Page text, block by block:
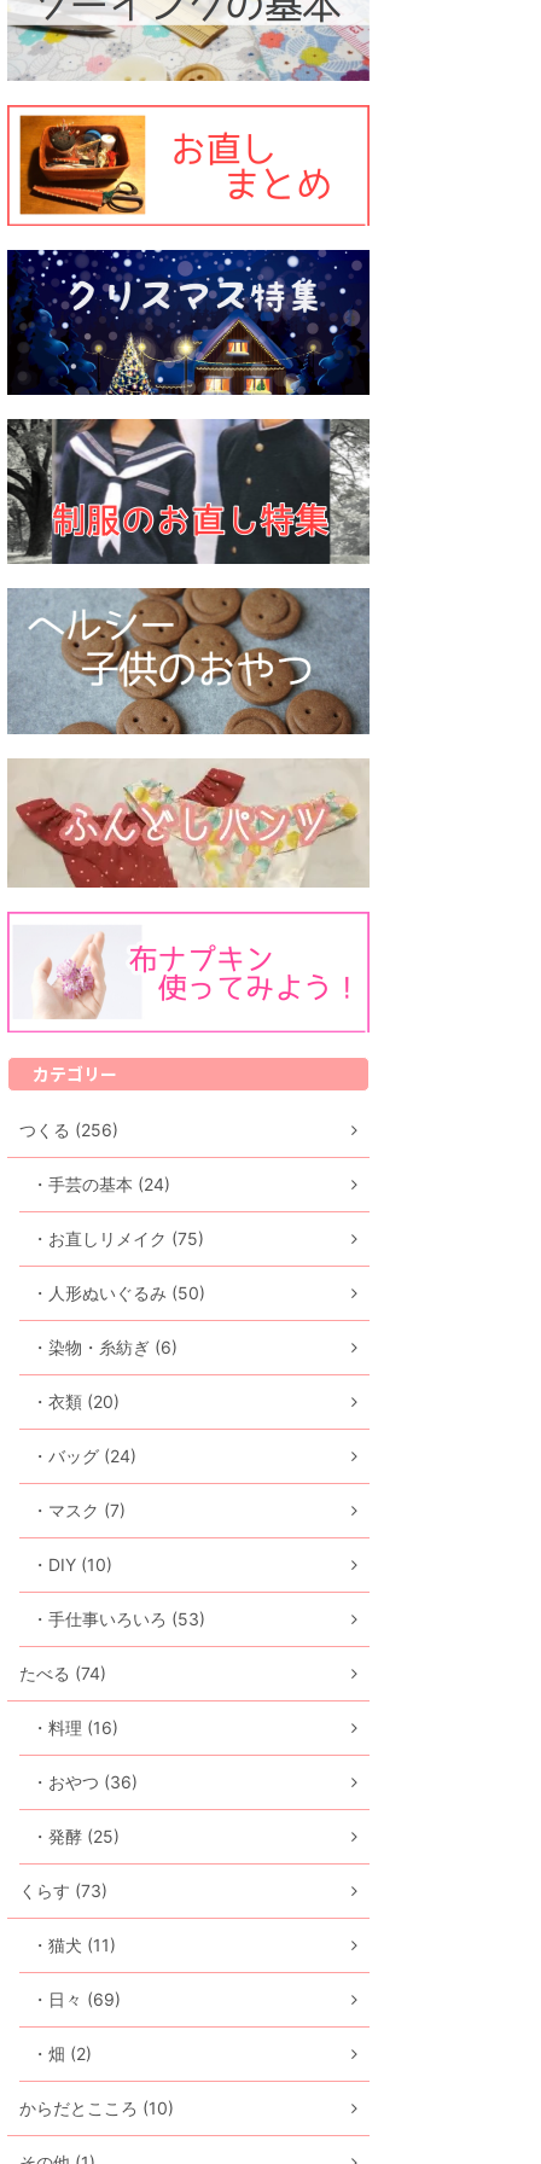
カテゴリー
つくる (256)
・手芸の基本 (24)
・お直しリメイク (75)
・人形ぬいぐるみ (50)
・染物・糸紡ぎ (6)
・衣類 (20)
・バッグ (24)
・マスク (7)
・DIY (10)
・手仕事いろいろ (53)
たべる (74)
・料理 (16)
・おやつ (36)
・発酵 (25)
くらす (73)
・猫犬 (11)
・日々 (69)
・畑 (2)
からだとこころ (10)